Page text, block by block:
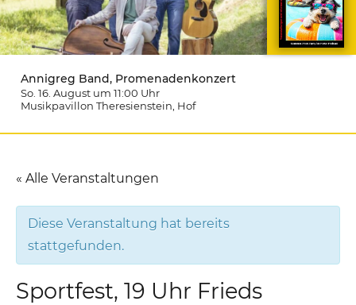
Annigreg Band, Promenadenkonzert
So. 16. August um 11:00 Uhr
Musikpavillon Theresienstein , Hof
« Alle Veranstaltungen
Diese Veranstaltung hat bereits
stattgefunden.
Sportfest, 19 Uhr Frieds